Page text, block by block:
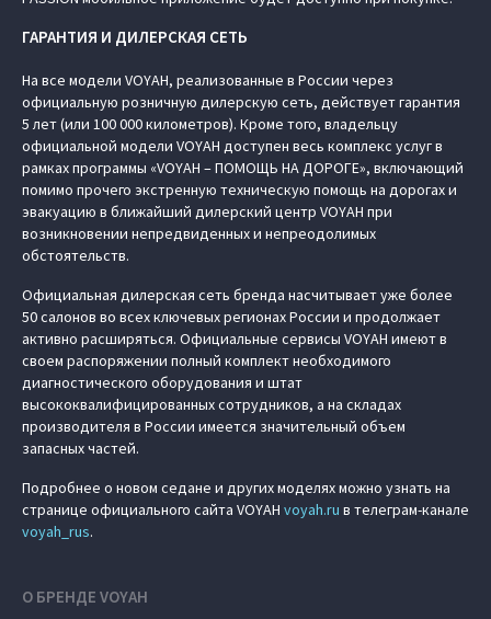
ГАРАНТИЯ И ДИЛЕРСКАЯ СЕТЬ
На все модели VOYAH, реализованные в России через
официальную розничную дилерскую сеть, действует гарантия
5 лет (или 100 000 километров). Кроме того, владельцу
официальной модели VOYAH доступен весь комплекс услуг в
рамках программы «VOYAH – ПОМОЩЬ НА ДОРОГЕ», включающий
помимо прочего экстренную техническую помощь на дорогах и
эвакуацию в ближайший дилерский центр VOYAH при
возникновении непредвиденных и непреодолимых
обстоятельств.
Официальная дилерская сеть бренда насчитывает уже более
50 салонов во всех ключевых регионах России и продолжает
активно расширяться. Официальные сервисы VOYAH имеют в
своем распоряжении полный комплект необходимого
диагностического оборудования и штат
высококвалифицированных сотрудников, а на складах
производителя в России имеется значительный объем
запасных частей.
Подробнее о новом седане и других моделях можно узнать на
странице официального сайта VOYAH voyah.ru в телеграм-канале
voyah_rus.
О БРЕНДЕ VOYAH